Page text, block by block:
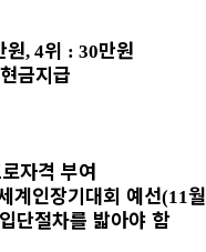
원, 4위 : 30만원
금지급
자격 부여
계인장기대회 예선(11월
단절차를 밟아야 함